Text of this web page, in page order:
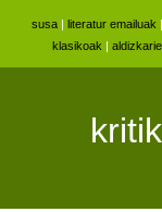
susa | literatur emailuak |
klasikoak |